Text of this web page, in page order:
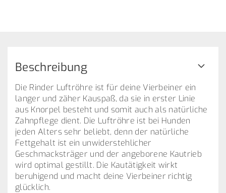
Beschreibung
Die Rinder Luftröhre ist für deine Vierbeiner ein
langer und zäher Kauspaß, da sie in erster Linie
aus Knorpel besteht und somit auch als natürliche
Zahnpflege dient. Die Luftröhre ist bei Hunden
jeden Alters sehr beliebt, denn der natürliche
Fettgehalt ist ein unwiderstehlicher
Geschmacksträger und der angeborene Kautrieb
wird optimal gestillt. Die Kautätigkeit wirkt
beruhigend und macht deine Vierbeiner richtig
glücklich.